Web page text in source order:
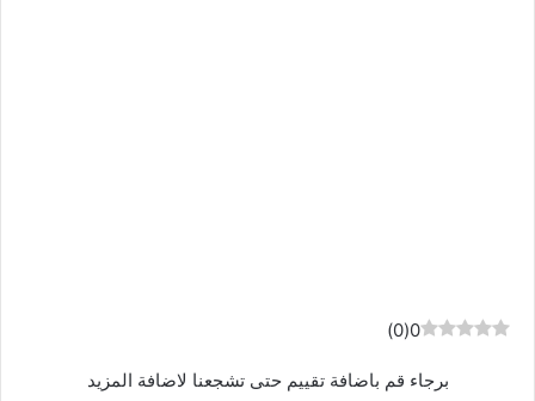
0
(
0
)
برجاء قم باضافة تقييم حتى تشجعنا لاضافة المزيد